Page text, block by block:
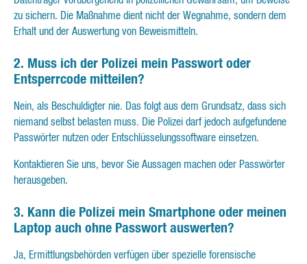
zu sichern. Die Maßnahme dient nicht der Wegnahme, sondern dem
Erhalt und der Auswertung von Beweismitteln.
2. Muss ich der Polizei mein Passwort oder
Entsperrcode mitteilen?
Nein, als Beschuldigter nie. Das folgt aus dem Grundsatz, dass sich
niemand selbst belasten muss. Die Polizei darf jedoch aufgefundene
Passwörter nutzen oder Entschlüsselungssoftware einsetzen.
Kontaktieren Sie uns, bevor Sie Aussagen machen oder Passwörter
herausgeben.
3. Kann die Polizei mein Smartphone oder meinen
Laptop auch ohne Passwort auswerten?
Ja, Ermittlungsbehörden verfügen über spezielle forensische